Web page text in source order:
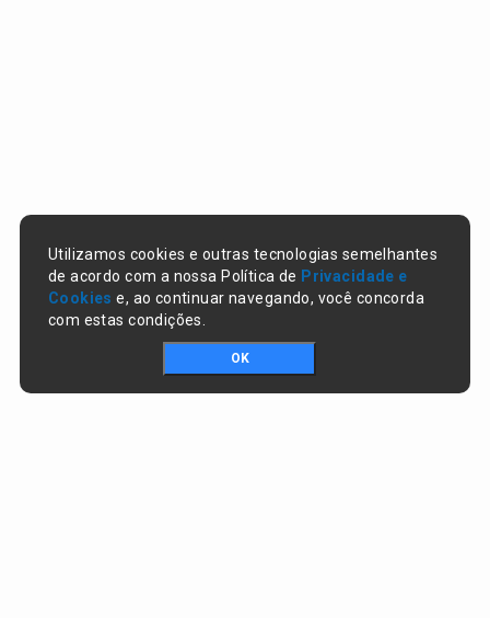
Utilizamos cookies e outras tecnologias semelhantes
de acordo com a nossa Política de Privacidade e
Cookies e, ao continuar navegando, você concorda
com estas condições.
OK